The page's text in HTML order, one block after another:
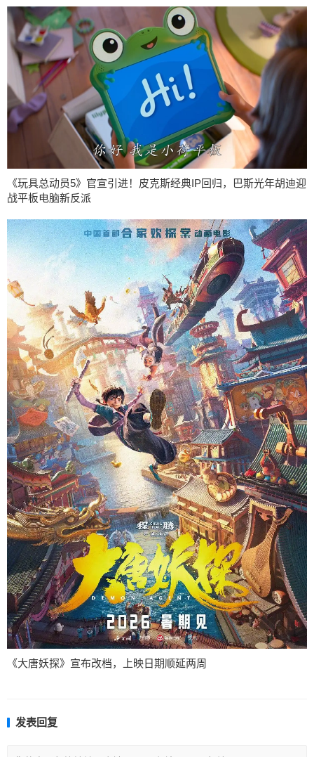
《玩具总动员5》官宣引进！皮克斯经典IP回归，巴斯光年胡迪迎
战平板电脑新反派
《大唐妖探》宣布改档，上映日期顺延两周
发表回复